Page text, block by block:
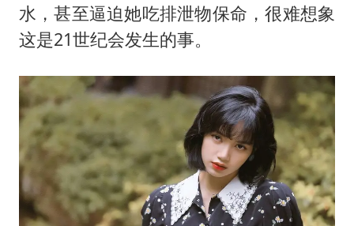
水，甚至逼迫她吃排泄物保命，很难想象
这是21世纪会发生的事。